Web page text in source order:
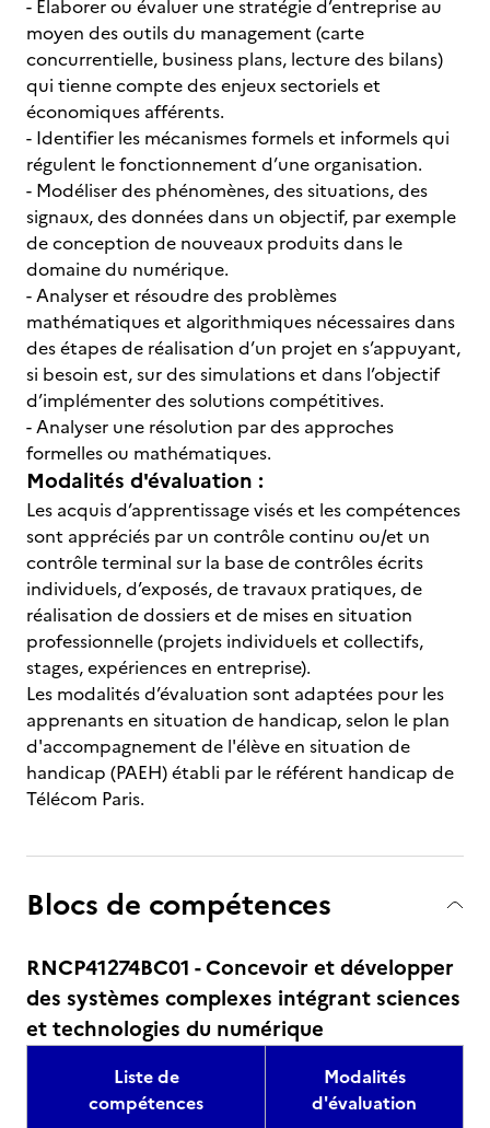
- Elaborer ou évaluer une stratégie d’entreprise au
moyen des outils du management (carte
concurrentielle, business plans, lecture des bilans)
qui tienne compte des enjeux sectoriels et
économiques afférents.
- Identifier les mécanismes formels et informels qui
régulent le fonctionnement d’une organisation.
- Modéliser des phénomènes, des situations, des
signaux, des données dans un objectif, par exemple
de conception de nouveaux produits dans le
domaine du numérique.
- Analyser et résoudre des problèmes
mathématiques et algorithmiques nécessaires dans
des étapes de réalisation d’un projet en s’appuyant,
si besoin est, sur des simulations et dans l’objectif
d’implémenter des solutions compétitives.
- Analyser une résolution par des approches
formelles ou mathématiques.
Modalités d'évaluation :
Les acquis d’apprentissage visés et les compétences
sont appréciés par un contrôle continu ou/et un
contrôle terminal sur la base de contrôles écrits
individuels, d’exposés, de travaux pratiques, de
réalisation de dossiers et de mises en situation
professionnelle (projets individuels et collectifs,
stages, expériences en entreprise).
Les modalités d’évaluation sont adaptées pour les
apprenants en situation de handicap, selon le plan
d'accompagnement de l'élève en situation de
handicap (PAEH) établi par le référent handicap de
Télécom Paris.
Blocs de compétences
RNCP41274BC01 - Concevoir et développer
des systèmes complexes intégrant sciences
et technologies du numérique
Liste de
compétences
Modalités
d'évaluation